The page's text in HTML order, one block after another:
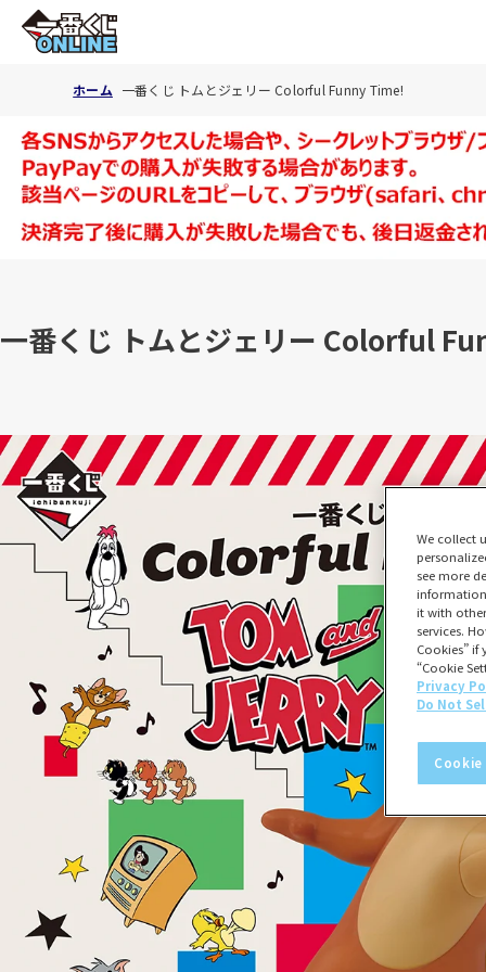
ホーム 一番くじ トムとジェリー Colorful Funny Time!
一番くじ トムとジェリー Colorful
We collect
see more
it with
services.
Cookies”
“Cookie
Privacy
Do Not